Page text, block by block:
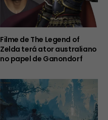
Filme de The Legend of
Zelda terá ator australiano
no papel de Ganondorf